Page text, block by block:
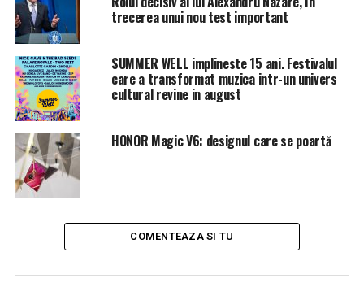
aplice instituţiilor financiar-bancare o taxă denumită
„taxa pe lăcomie”, în cazul în care ratele ROBOR la 3 şi 6
luni depăşesc o anumită valoare, impactul acestei
măsuri putând ajunge la trei miliarde de lei.
„În funcţie de lăcomia băncilor vom vedea care este şi
Ministrul a explicat că taxa pe lăcomie, pusă pe activele
băncilor, va creşte progresiv, în funcţie de cât de mult va
creşte ROBOR.
trecerea unui nou test important
SUMMER WELL implineste 15 ani. Festivalul
care a transformat muzica intr-un univers
cultural revine in august
HONOR Magic V6: designul care se poartă
COMENTEAZA SI TU